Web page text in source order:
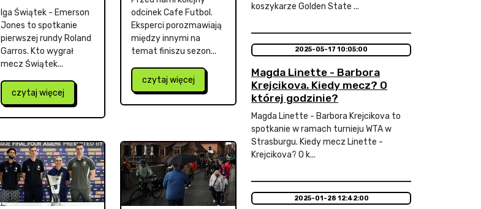
Iga Świątek - Emerson
Jones to spotkanie
pierwszej rundy Roland
Garros. Kto wygrał
mecz Świątek...
czytaj więcej
odcinek Cafe Futbol.
Eksperci porozmawiają
między innymi na
temat finiszu sezon...
czytaj więcej
koszykarze Golden State ...
2025-05-17 10:05:00
Magda Linette - Barbora
Krejcikova. Kiedy mecz? O
której godzinie?
Magda Linette - Barbora Krejcikova to
spotkanie w ramach turnieju WTA w
Strasburgu. Kiedy mecz Linette -
Krejcikova? O k...
2025-01-28 12:42:00